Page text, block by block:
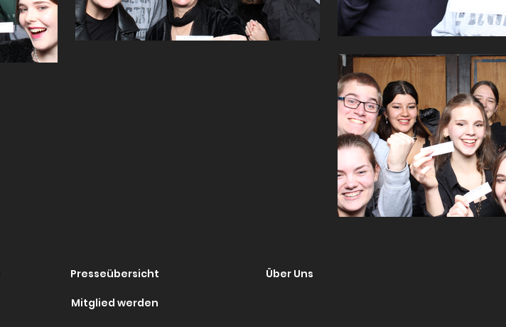
Presseübersicht Über Uns
Mitglied werden